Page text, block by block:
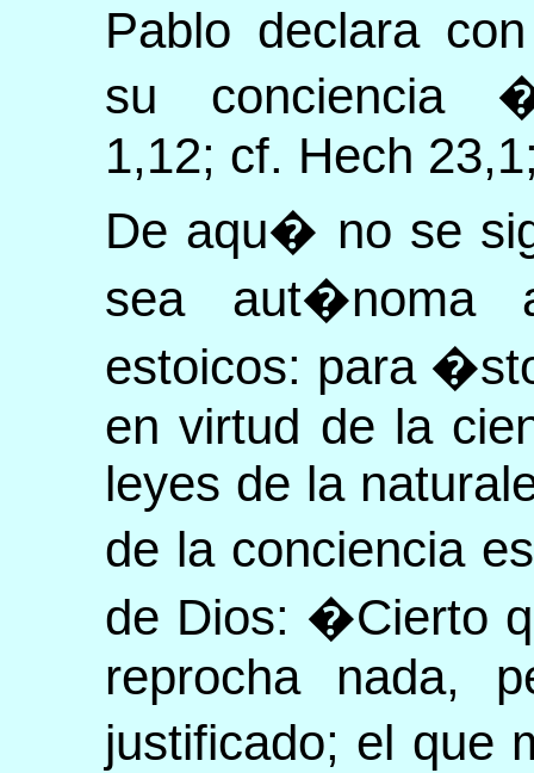
Pablo declara
su conciencia
1,12; cf. Hech
De aqu� no se
sea
estoicos: para
en virtud de la
leyes de la
de la conciencia
de Dios: �Cierto
reprocha nada,
justificado; el